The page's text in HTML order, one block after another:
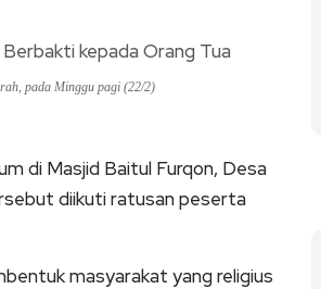
pada Minggu pagi (22/2)
di Masjid Baitul Furqon, Desa
diikuti ratusan peserta
masyarakat yang religius